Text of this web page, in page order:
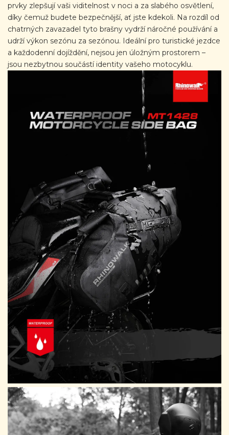
prvky zlepšují vaši viditelnost v noci a za slabého osvětlení,
díky čemuž budete bezpečnější, ať jste kdekoli. Na rozdíl od
chatrných zavazadel tyto brašny vydrží náročné používání a
udrží výkon sezónu za sezónou. Ideální pro turistické jezdce
a každodenní dojíždění, nejsou jen úložným prostorem –
jsou nezbytnou součástí identity vašeho motocyklu.